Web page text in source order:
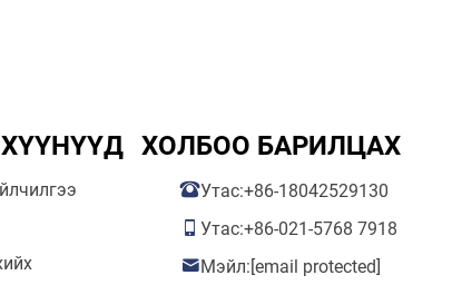
ХОЛБОО БАРИЛЦАХ
Утас:+86-18042529130
Утас:+86-021-5768 7918
Мэйл:[email protected]